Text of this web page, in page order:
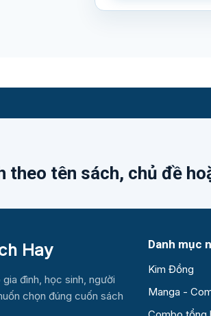
theo tên sách, chủ đề
Hay
đình, học sinh, người
chọn đúng cuốn sách
Danh mục
Kim Đồng
Manga -